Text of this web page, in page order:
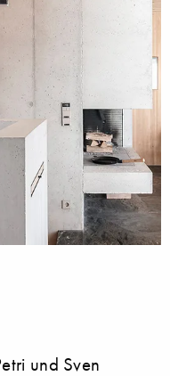
und Sven